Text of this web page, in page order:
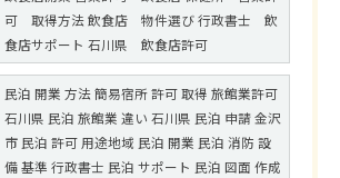
可 取得方法 飲食店 物件選び 行政書士 飲
食店サポート 石川県 飲食店許可
民泊 開業 方法 簡易宿所 許可 取得 旅館業許可
石川県 民泊 旅館業 違い 石川県 民泊 申請 金沢
市 民泊 許可 用途地域 民泊 開業 民泊 消防 設
備 基準 行政書士 民泊 サポート 民泊 図面 作成